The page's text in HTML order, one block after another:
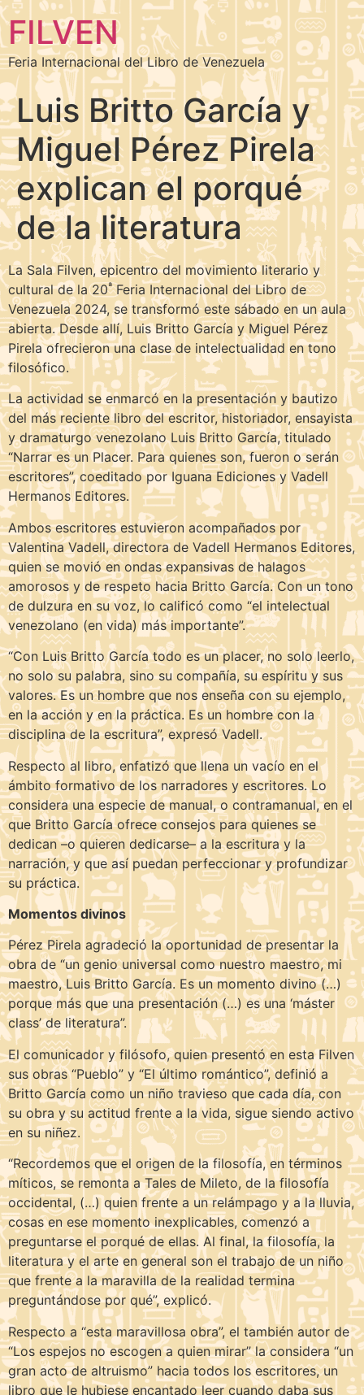
FILVEN
Feria Internacional del Libro de Venezuela
Luis Britto García y
Miguel Pérez Pirela
explican el porqué
de la literatura
La Sala Filven, epicentro del movimiento literario y
cultural de la 20ªFeria Internacional del Libro de
Venezuela 2024, se transformó este sábado en un aula
abierta. Desde allí, Luis Britto García y Miguel Pérez
Pirela ofrecieron una clase de intelectualidad en tono
filosófico.
La actividad se enmarcó en la presentación y bautizo
del más reciente libro del escritor, historiador, ensayista
y dramaturgo venezolano Luis Britto García, titulado
“Narrar es un Placer. Para quienes son, fueron o serán
escritores”, coeditado por Iguana Ediciones y Vadell
Hermanos Editores.
Ambos escritores estuvieron acompañados por
Valentina Vadell, directora de Vadell Hermanos Editores,
quien se movió en ondas expansivas de halagos
amorosos y de respeto hacia Britto García. Con un tono
de dulzura en su voz, lo calificó como “el intelectual
venezolano (en vida) más importante”.
“Con Luis Britto García todo es un placer, no solo leerlo,
no solo su palabra, sino su compañía, su espíritu y sus
valores. Es un hombre que nos enseña con su ejemplo,
en la acción y en la práctica. Es un hombre con la
disciplina de la escritura”, expresó Vadell.
Respecto al libro, enfatizó que llena un vacío en el
ámbito formativo de los narradores y escritores. Lo
considera una especie de manual, o contramanual, en el
que Britto García ofrece consejos para quienes se
dedican –o quieren dedicarse– a la escritura y la
narración, y que así puedan perfeccionar y profundizar
su práctica.
Momentos divinos
Pérez Pirela agradeció la oportunidad de presentar la
obra de “un genio universal como nuestro maestro, mi
maestro, Luis Britto García. Es un momento divino (…)
porque más que una presentación (…) es una ‘máster
class’ de literatura”.
El comunicador y filósofo, quien presentó en esta Filven
sus obras “Pueblo” y “El último romántico”, definió a
Britto García como un niño travieso que cada día, con
su obra y su actitud frente a la vida, sigue siendo activo
en su niñez.
“Recordemos que el origen de la filosofía, en términos
míticos, se remonta a Tales de Mileto, de la filosofía
occidental, (…) quien frente a un relámpago y a la lluvia,
cosas en ese momento inexplicables, comenzó a
preguntarse el porqué de ellas. Al final, la filosofía, la
literatura y el arte en general son el trabajo de un niño
que frente a la maravilla de la realidad termina
preguntándose por qué”, explicó.
Respecto a “esta maravillosa obra”, el también autor de
“Los espejos no escogen a quien mirar” la considera “un
gran acto de altruismo” hacia todos los escritores, un
libro que le hubiese encantado leer cuando daba sus